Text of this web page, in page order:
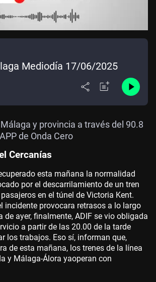
Mediodía 17/06/2025
y provincia a través del 90.8
de Onda Cero
Cercanías
esta mañana la normalidad
por el descarrilamiento de un tren
en el túnel de Victoria Kent.
incidente provocara retrasos a lo largo
de ayer, finalmente, ADIF se vio obligada
a partir de las 20.00 de la tarde
los trabajos. Eso sí, informan que,
de esta mañana, los trenes de la línea
y Málaga-Álora yaoperan con